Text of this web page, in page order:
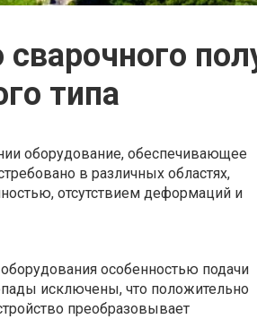
типа
оборудование, обеспечивающее
в различных областях,
отсутствием деформаций и
особенностью подачи
исключены, что положительно
преобразовывает